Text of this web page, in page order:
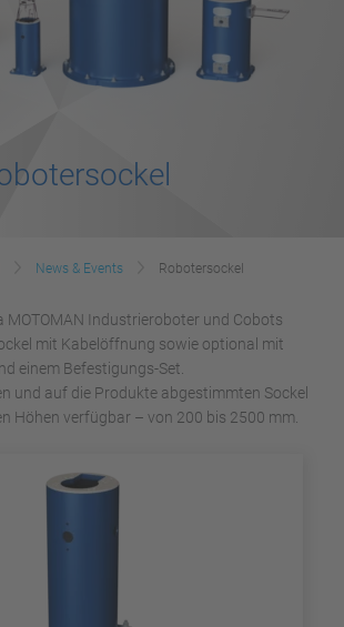
News & Events Robotersockel
MOTOMAN Industrieroboter und Cobots
mit Kabelöffnung sowie optional mit
einem Befestigungs-Set.
und auf die Produkte abgestimmten Sockel
Höhen verfügbar – von 200 bis 2500 mm.